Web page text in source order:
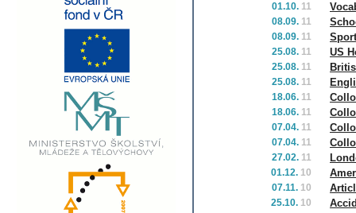
01.10. 11
08.09. 11
08.09. 11
25.08. 11 US
25.08. 11
25.08. 11
18.06. 11
18.06. 11
07.04. 11
07.04. 11
27.02. 11
01.12. 10
07.11. 10
25.10. 10